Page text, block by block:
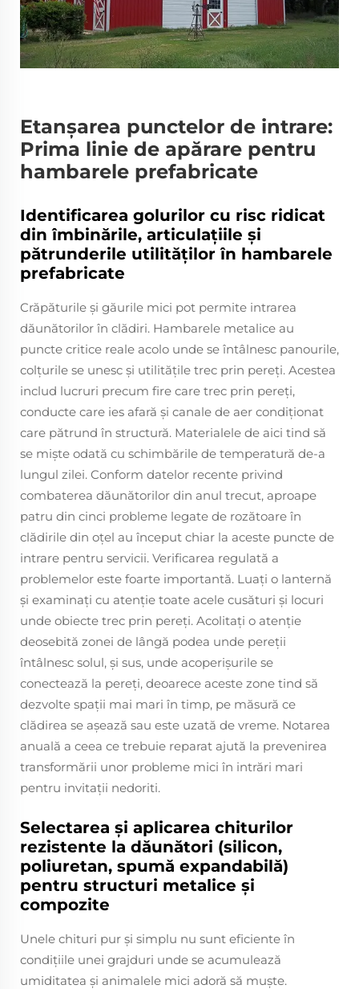
Etanșarea punctelor de intrare:
Prima linie de apărare pentru
hambarele prefabricate
Identificarea golurilor cu risc ridicat
din îmbinările, articulațiile și
pătrunderile utilităților în hambarele
prefabricate
Crăpăturile și găurile mici pot permite intrarea
dăunătorilor în clădiri. Hambarele metalice au
puncte critice reale acolo unde se întâlnesc panourile,
colțurile se unesc și utilitățile trec prin pereți. Acestea
includ lucruri precum fire care trec prin pereți,
conducte care ies afară și canale de aer condiționat
care pătrund în structură. Materialele de aici tind să
se miște odată cu schimbările de temperatură de-a
lungul zilei. Conform datelor recente privind
combaterea dăunătorilor din anul trecut, aproape
patru din cinci probleme legate de rozătoare în
clădirile din oțel au început chiar la aceste puncte de
intrare pentru servicii. Verificarea regulată a
problemelor este foarte importantă. Luați o lanternă
și examinați cu atenție toate acele cusături și locuri
unde obiecte trec prin pereți. Acolitați o atenție
deosebită zonei de lângă podea unde pereții
întâlnesc solul, și sus, unde acoperișurile se
conectează la pereți, deoarece aceste zone tind să
dezvolte spații mai mari în timp, pe măsură ce
clădirea se așează sau este uzată de vreme. Notarea
anuală a ceea ce trebuie reparat ajută la prevenirea
transformării unor probleme mici în intrări mari
pentru invitații nedoriti.
Selectarea și aplicarea chiturilor
rezistente la dăunători (silicon,
poliuretan, spumă expandabilă)
pentru structuri metalice și
compozite
Unele chituri pur și simplu nu sunt eficiente în
condițiile unei grajduri unde se acumulează
umiditatea și animalele mici adoră să muște.